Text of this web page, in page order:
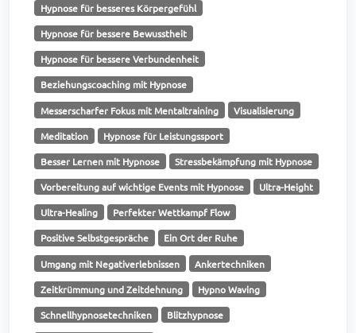
Hypnose für besseres Körpergefühl
Hypnose für bessere Bewusstheit
Hypnose für bessere Verbundenheit
Beziehungscoaching mit Hypnose
Messerscharfer Fokus mit Mentaltraining Visualisierung
Meditation Hypnose für Leistungssport
Besser Lernen mit Hypnose Stressbekämpfung mit Hypnose
Vorbereitung auf wichtige Events mit Hypnose Ultra-Height
Ultra-Healing Perfekter Wettkampf Flow
Positive Selbstgespräche Ein Ort der Ruhe
Umgang mit Negativerlebnissen Ankertechniken
Zeitkrümmung und Zeitdehnung Hypno Waving
Schnellhypnosetechniken Blitzhypnose